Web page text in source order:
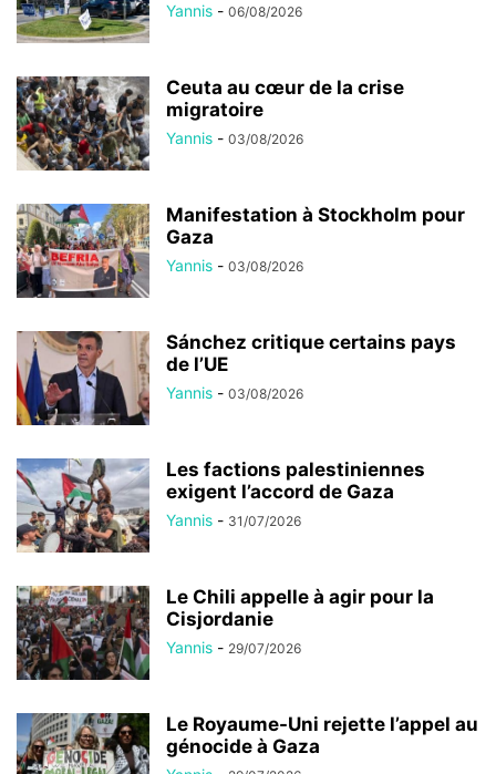
Yannis - 06/08/2026
Ceuta au cœur de la crise
migratoire
Yannis - 03/08/2026
Manifestation à Stockholm pour
Gaza
Yannis - 03/08/2026
Sánchez critique certains pays
de l’UE
Yannis - 03/08/2026
Les factions palestiniennes
exigent l’accord de Gaza
Yannis - 31/07/2026
Le Chili appelle à agir pour la
Cisjordanie
Yannis - 29/07/2026
Le Royaume-Uni rejette l’appel au
génocide à Gaza